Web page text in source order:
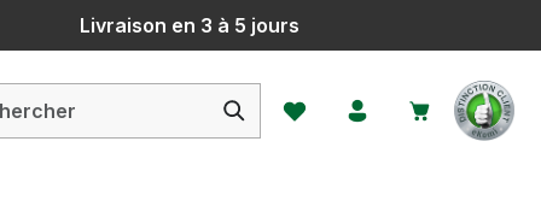
Livraison en 3 à 5 jours
Vous avez 0 articles dans